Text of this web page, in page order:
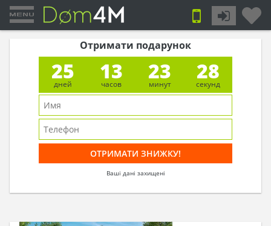
Отримати подарунок
25
дней
13
часов
23
минут
27
секунд
Ваші дані захищені